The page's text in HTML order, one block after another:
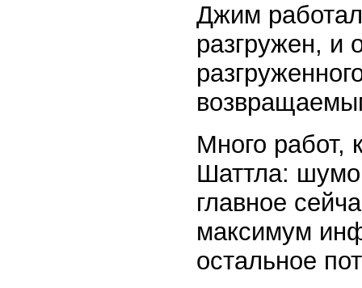
Джим
разгружен, и
Много работ,
Шаттла:
главное
максимум
остальное